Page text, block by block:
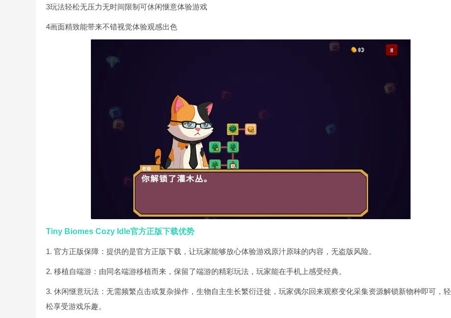
3玩法轻松无压力无时间限制可休闲惬意体验游戏
4画面精致能带来不错视觉体验观感出色
Tiny Biomes Cozy Idle官方正版下载优势
1. 官方正版保障：提供的是官方正版下载，让玩家能够放心体验游戏原汁原味的内容，无盗版风险。
2. 移植自端游：由同名端游移植而来，保留了端游的精彩玩法，玩家能在手机上感受经典。
3. 休闲惬意玩法：无需频繁点击或复杂操作，生物自主生长繁衍迁徙，玩家偶尔回来观察变化采集资源解锁新物种即可，轻
松享受游戏乐趣。